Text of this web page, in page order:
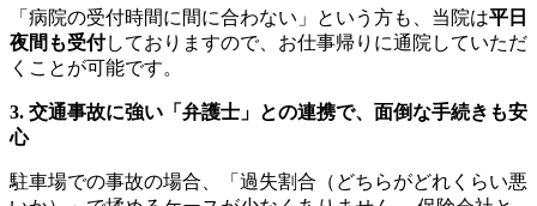
「病院の受付時間に間に合わない」という方も、当院は平日
夜間も受付しておりますので、お仕事帰りに通院していただ
くことが可能です。
3. 交通事故に強い「弁護士」との連携で、面倒な手続きも安
心
駐車場での事故の場合、「過失割合（どちらがどれくらい悪